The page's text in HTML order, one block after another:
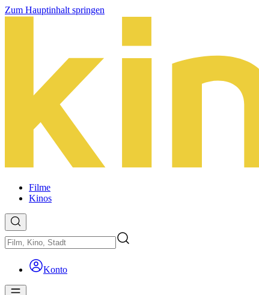
Zum Hauptinhalt springen
Filme
Kinos
Konto